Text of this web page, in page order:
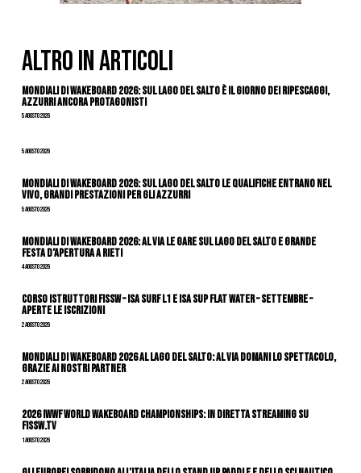
ALTRO IN ARTICOLI
Mondiali di Wakeboard 2026: sul Lago del Salto è il giorno dei ripescaggi,
azzurri ancora protagonisti
5 Agosto 2026
5 Agosto 2026
Mondiali di Wakeboard 2026: sul Lago del Salto le qualifiche entrano nel
vivo, grandi prestazioni per gli azzurri
5 Agosto 2026
Mondiali di Wakeboard 2026: al via le gare sul Lago del Salto e grande
festa d’apertura a Rieti
4 Agosto 2026
CORSO ISTRUTTORI FISSW – ISA SURF L1 e ISA SUP Flat Water – SETTEMBRE –
APERTE LE ISCRIZIONI
2 Agosto 2026
Mondiali di Wakeboard 2026 al Lago del Salto: al via domani lo spettacolo,
grazie ai nostri Partner
2 Agosto 2026
2026 IWWF WORLD WAKEBOARD CHAMPIONSHIPS: IN DIRETTA STREAMING SU
FISSW.TV
1 Agosto 2026